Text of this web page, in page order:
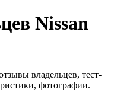
Nissan
владельцев, тест-
фотографии.